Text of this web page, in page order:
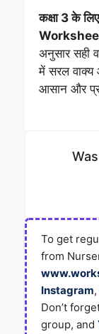
कक्षा 3 के
अनुसार सही
में सरल वाक्य
आसान और
To get
from
Instagram,
Don’t
group, and